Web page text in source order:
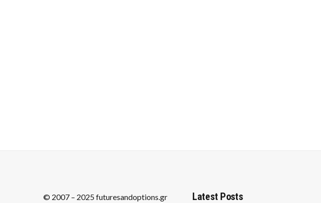
© 2007 – 2025 futuresandoptions.gr
Latest Posts